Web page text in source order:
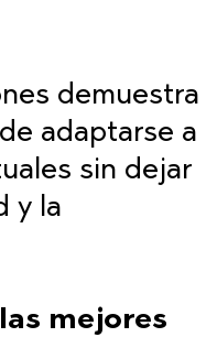
demuestra
adaptarse a
sin dejar
y la
mejores